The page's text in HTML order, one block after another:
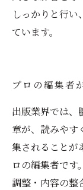
しっかりと行
ています。
プロの編集者
出版業界では、
章が、読みやす
集されることが
ロの編集者です
調整・内容の整